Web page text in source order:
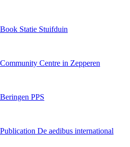
Book Statie Stuifduin
Community Centre in Zepperen
Beringen PPS
Publication De aedibus international